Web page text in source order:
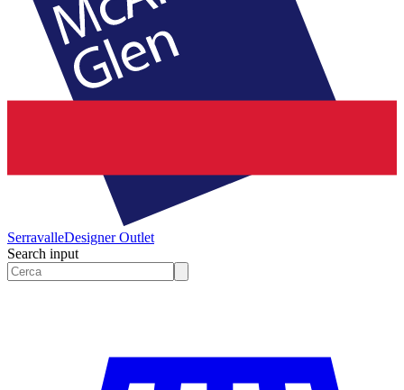
SerravalleDesigner Outlet
Search input